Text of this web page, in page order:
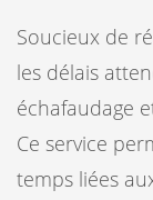
Soucieux de
les délais
échafaudage
Ce service
temps liées